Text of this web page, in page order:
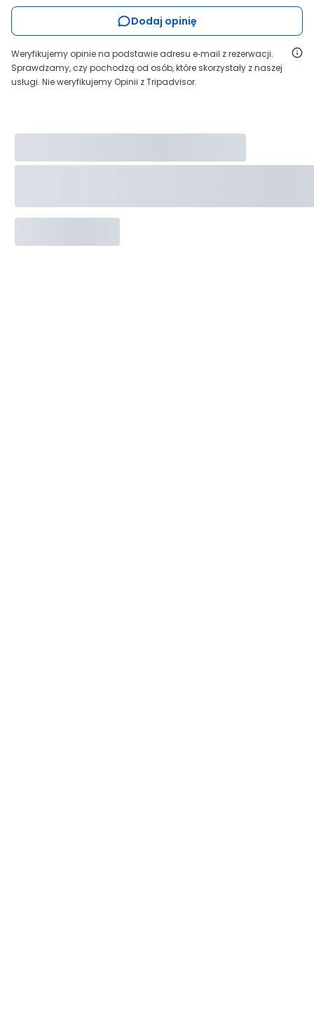
Dodaj opinię
Weryfikujemy opinie na podstawie adresu e‑mail z rezerwacji.
Sprawdzamy, czy pochodzą od osób, które skorzystały z naszej
usługi. Nie weryfikujemy Opinii z Tripadvisor.